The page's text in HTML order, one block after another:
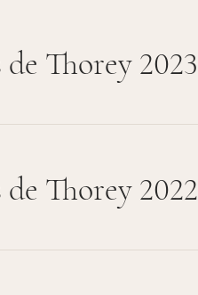
Thorey 2023
Thorey 2022